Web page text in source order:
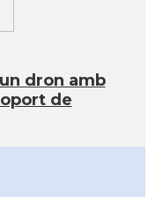
dron amb
de